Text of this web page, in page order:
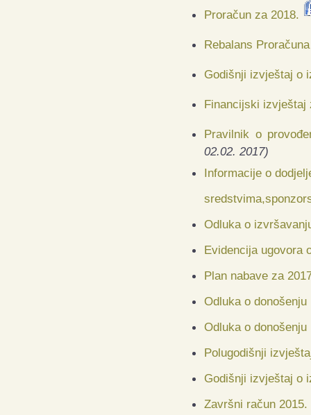
Proračun za 2018.
Rebalans
Godišnji izvještaj o
Financijski izvještaj
Pravilnik o
02.02. 2017)
Informacije o
Odluka o
Evidencija ugovora
Plan nabave za
Odluka o
Odluka o
Polugodišnji
Godišnji izvještaj o
Završni račun 2015.